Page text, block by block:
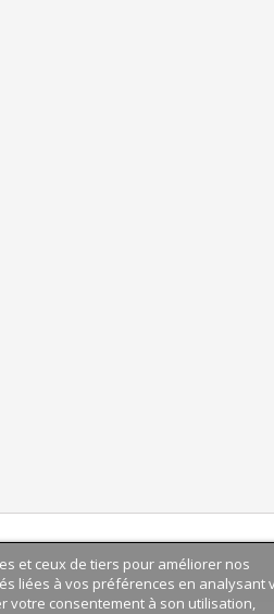
et ceux de tiers pour améliorer nos
liées à vos préférences en analysant
votre consentement à son utilisation,